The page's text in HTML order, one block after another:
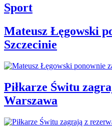
Sport
Mateusz Łęgowski
Szczecinie
Piłkarze Świtu
Warszawa